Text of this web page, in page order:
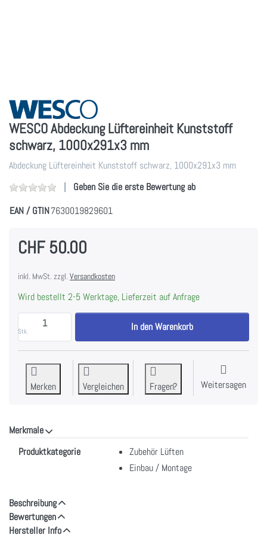
WESCO Abdeckung Lüftereinheit Kunststoff
schwarz, 1000x291x3 mm
Abdeckung Lüftereinheit Kunststoff schwarz, 1000x291x3 mm
Geben Sie die erste Bewertung ab
EAN / GTIN7630019829601
CHF 50.00
inkl. MwSt. zzgl. Versandkosten
Wird bestellt 2-5 Werktage, Lieferzeit auf Anfrage
Stk.
WESCO Abdeckung Lüftereinheit Kunststoff
In den Warenkorb
Merken Vergleichen Fragen? Weitersagen
Merkmale
Produktkategorie
Zubehör Lüften
Einbau / Montage
Beschreibung
Bewertungen
Hersteller Info